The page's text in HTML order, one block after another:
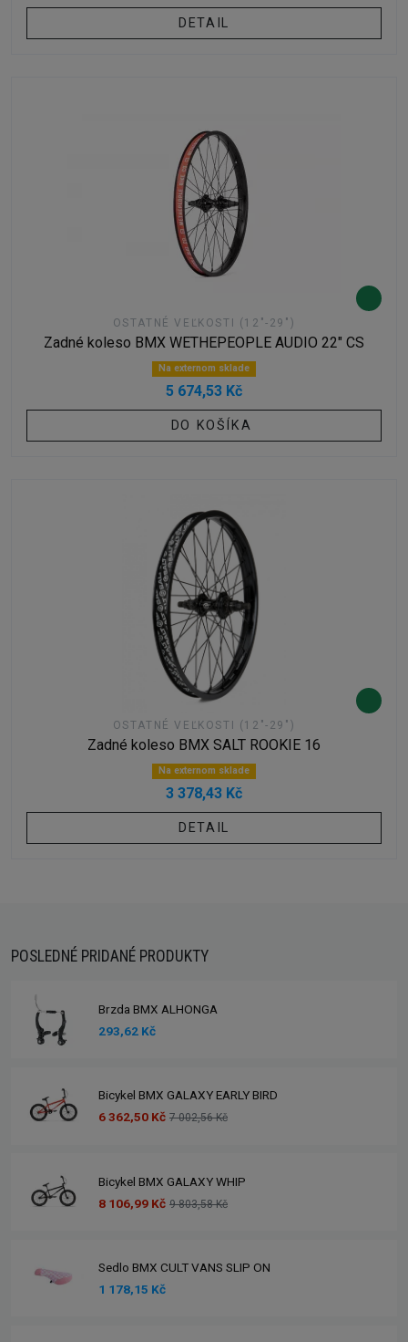
DETAIL
OSTATNÉ VEĽKOSTI (12"-29")
Zadné koleso BMX WETHEPEOPLE AUDIO 22" CS
Na externom sklade
5 674,53 Kč
DO KOŠÍKA
OSTATNÉ VEĽKOSTI (12"-29")
Zadné koleso BMX SALT ROOKIE 16
Na externom sklade
3 378,43 Kč
DETAIL
POSLEDNÉ PRIDANÉ PRODUKTY
Brzda BMX ALHONGA
293,62 Kč
Bicykel BMX GALAXY EARLY BIRD
6 362,50 Kč 7 002,56 Kč
Bicykel BMX GALAXY WHIP
8 106,99 Kč 9 803,58 Kč
Sedlo BMX CULT VANS SLIP ON
1 178,15 Kč